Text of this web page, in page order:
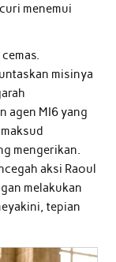
menemui
misinya
agen MI6 yang
mengerikan.
aksi Raoul
melakukan
tepian